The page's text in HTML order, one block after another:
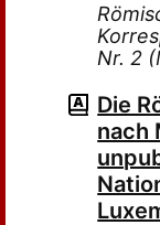
Nr. 2
Die
nach